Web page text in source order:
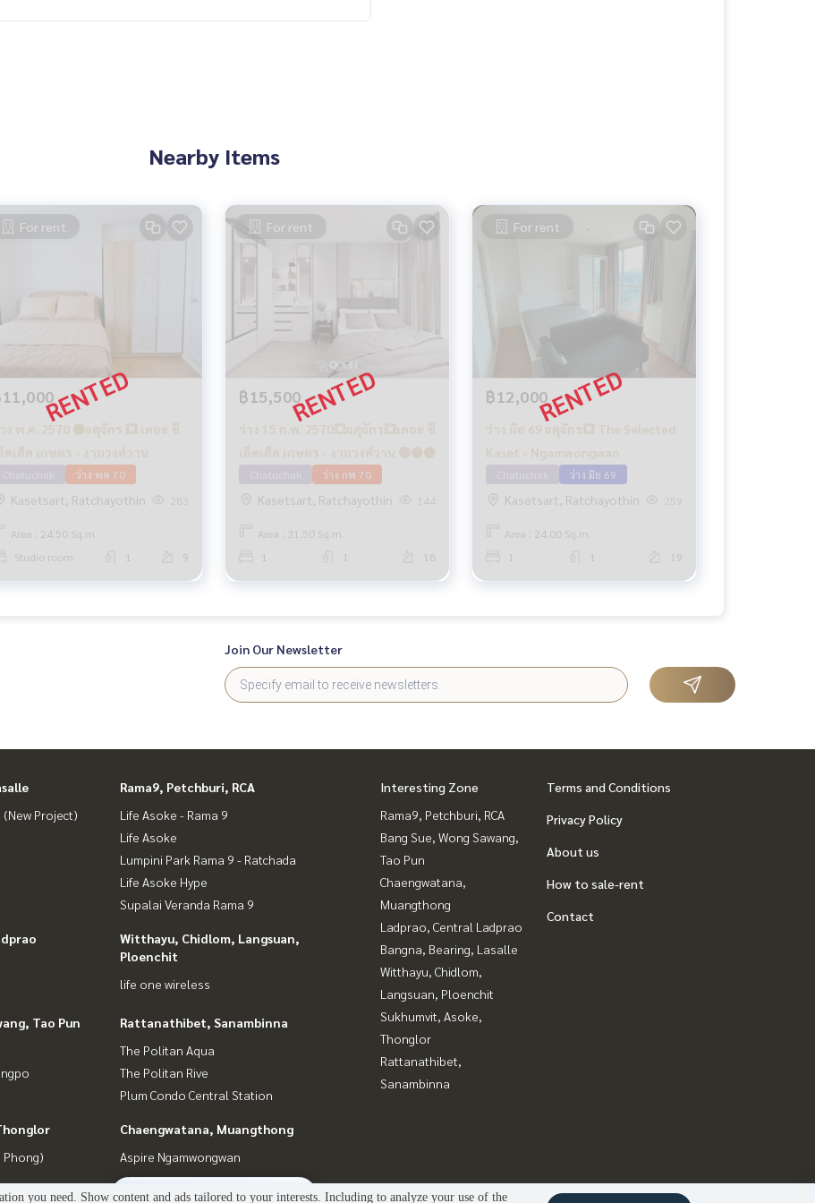
Nearby Items
For rent
ง พ.ค. 2570 🟡จตุจักร 💥 เดอะ ซี
คเต็ด เกษตร - งามวงศ์วาน
ว่าง พค 70
Kasetsart, Ratchayothin 283
Area : 24.50 Sq.m.
Studio room
1 9
For rent
฿15,500
ว่าง 15 ก.พ. 2570💥จตุจักร💥เดอะ ซี
เล็คเต็ด เกษตร - งามวงศ์วาน 🔴🟢🟡
ว่าง กพ 70
Kasetsart, Ratchayothin 144
Area : 31.50 Sq.m.
1
1 18
For rent
฿12,000
ว่าง มิย 69 จตุจักร💥 The Selected
Kaset - Ngamwongwan
ว่าง มิย 69
Kasetsart, Ratchayothin 259
Area : 24.00 Sq.m.
1
1 19
2people are viewing
Join Our Newsletter
(New Project)
Rama9, Petchburi, RCA
Life Asoke - Rama 9
Life Asoke
Lumpini Park Rama 9 - Ratchada
Life Asoke Hype
Supalai Veranda Rama 9
Witthayu, Chidlom, Langsuan,
Ploenchit
life one wireless
Tao Pun
Rattanathibet, Sanambinna
The Politan Aqua
The Politan Rive
Plum Condo Central Station
Phong)
Chaengwatana, Muangthong
Aspire Ngamwongwan
Interesting Zone
Rama9, Petchburi, RCA
Bang Sue, Wong Sawang,
Tao Pun
Chaengwatana,
Muangthong
Ladprao, Central Ladprao
Bangna, Bearing, Lasalle
Witthayu, Chidlom,
Langsuan, Ploenchit
Sukhumvit, Asoke,
Thonglor
Rattanathibet,
Sanambinna
Terms and Conditions
Privacy Policy
About us
How to sale-rent
Contact
you need. Show content and ads tailored to your interests. Including to analyze your use of the